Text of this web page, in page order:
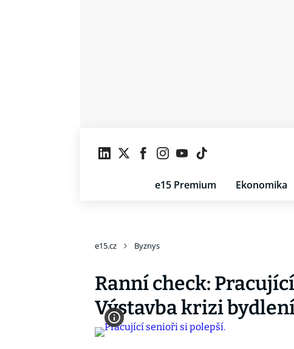
e15 Premium Ekonomika
e15.cz Byznys
Ranní check:
Výstavba krizi